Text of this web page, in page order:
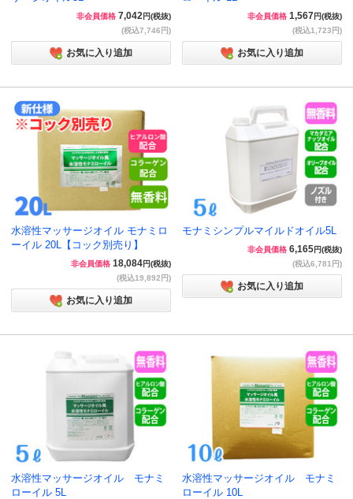
非会員価格 7,042円(税抜)
(税込7,746円)
お気に入り追加
非会員価格 1,567円(税抜)
(税込1,723円)
お気に入り追加
水溶性マッサージオイル モナミロ
ーイル 20L【コック別売り】
非会員価格 18,084円(税抜)
(税込19,892円)
お気に入り追加
モナミシンプルマイルドオイル5L
非会員価格 6,165円(税抜)
(税込6,781円)
お気に入り追加
水溶性マッサージオイル モナミ
ローイル 5L
水溶性マッサージオイル モナミ
ローイル 10L